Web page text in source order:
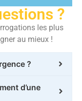
?
les plus
au mieux !
?
d’une